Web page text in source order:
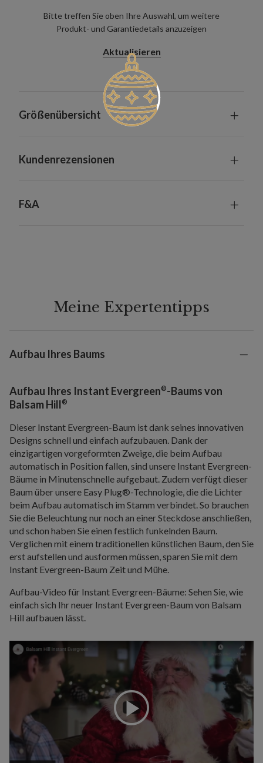
Bitte treffen Sie oben Ihre Auswahl, um weitere
Produkt- und Garantiedetails anzuzeigen
Aktualisieren
Größenübersicht
Kundenrezensionen
F&A
Meine Expertentipps
Aufbau Ihres Baums
Aufbau Ihres Instant Evergreen®-Baums von
Balsam Hill®
Dieser Instant Evergreen-Baum ist dank seines innovativen
Designs schnell und einfach aufzubauen. Dank der
einzigartigen vorgeformten Zweige, die beim Aufbau
automatisch in Position fallen, sind unsere Instant Evergreen-
Bäume in Minutenschnelle aufgebaut. Zudem verfügt dieser
Baum über unsere Easy Plug®-Technologie, die die Lichter
beim Aufbau automatisch im Stamm verbindet. So brauchen
Sie die Beleuchtung nur noch an einer Steckdose anschließen,
und schon haben Sie einen festlich funkelnden Baum.
Verglichen mit einem traditionellen künstlichen Baum, den Sie
erst aufstellen und ausformen müssen, sparen Sie mit dem
Instant Evergreen-Baum Zeit und Mühe.
Aufbau-Video für Instant Evergreen-Bäume: Sehen Sie, wie
einfach sich Ihr neuer Instant Evergreen-Baum von Balsam
Hill aufbauen lässt.